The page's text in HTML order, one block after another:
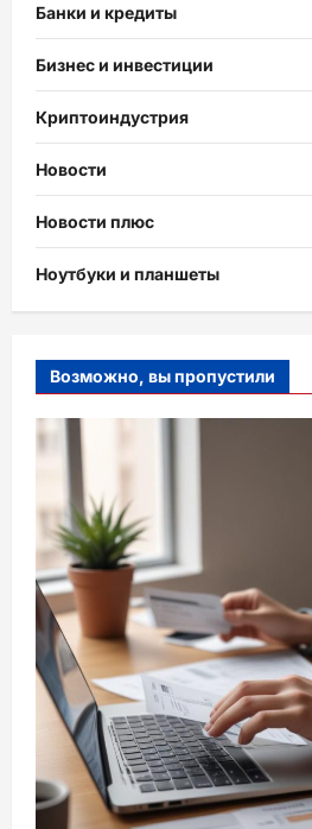
Банки и кредиты
Бизнес и инвестиции
Криптоиндустрия
Новости
Новости плюс
Ноутбуки и планшеты
Возможно, вы пропустили